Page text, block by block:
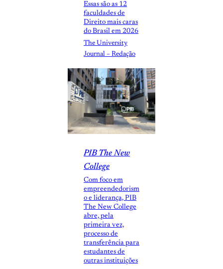
Essas são as 12
faculdades de
Direito mais caras
do Brasil em 2026
The University
Journal – Redação
PIB The New
College
Com foco em
empreendedorism
o e liderança, PIB
The New College
abre, pela
primeira vez,
processo de
transferência para
estudantes de
outras instituições